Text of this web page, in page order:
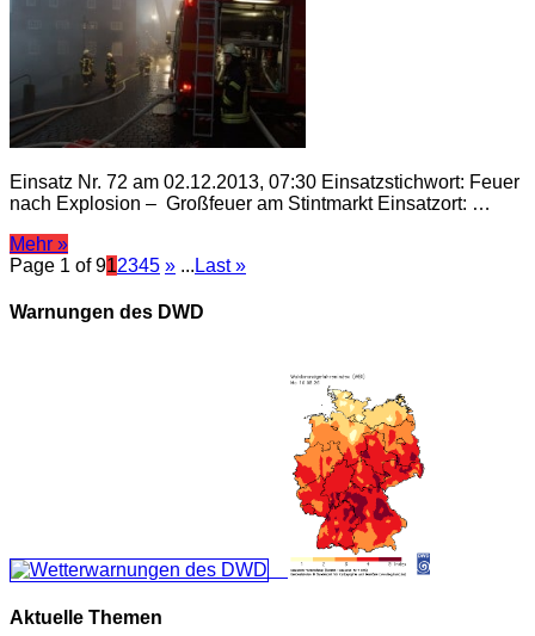
Einsatz Nr. 72 am 02.12.2013, 07:30 Einsatzstichwort: Feuer
nach Explosion – Großfeuer am Stintmarkt Einsatzort: …
Mehr »
Page 1 of 912345 » ... Last »
Warnungen des DWD
Aktuelle Themen